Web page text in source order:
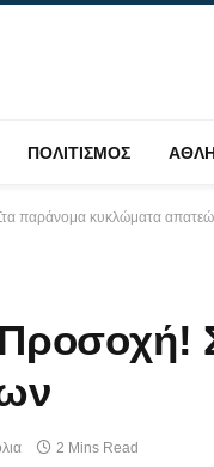
ΠΟΛΙΤΙΣΜΟΣ
παράνομα κυκλώματα
2 Mins Read